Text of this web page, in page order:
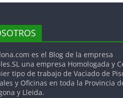
es el Blog de la empresa
una empresa Homologada y
tipo de trabajo de Vaciado de
y Oficinas en toda la Provincia
y Lleida.